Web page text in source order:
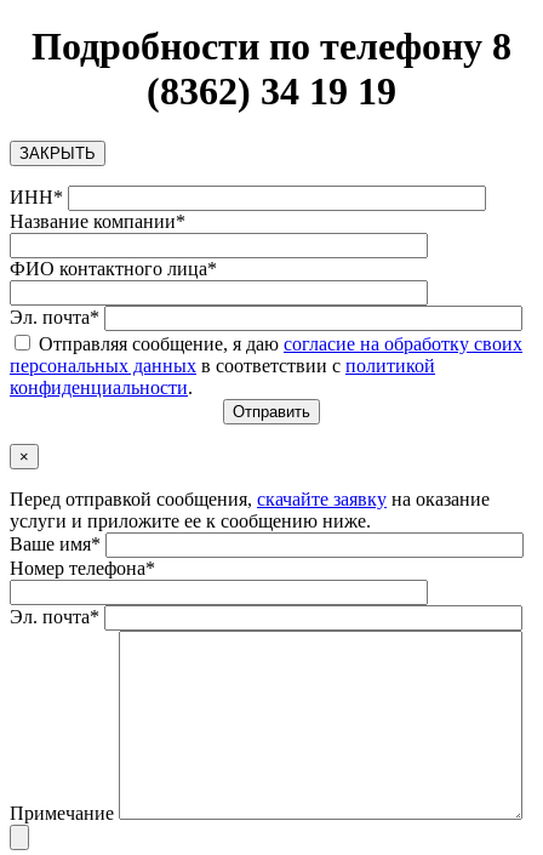
Подробности по телефону 8
(8362) 34 19 19
ЗАКРЫТЬ
ИНН*
Название компании*
ФИО контактного лица*
Эл. почта*
Отправляя сообщение, я даю согласие на обработку своих
персональных данных в соответствии с политикой
конфиденциальности.
×
Перед отправкой сообщения, скачайте заявку на оказание
услуги и приложите ее к сообщению ниже.
Ваше имя*
Номер телефона*
Эл. почта*
Примечание